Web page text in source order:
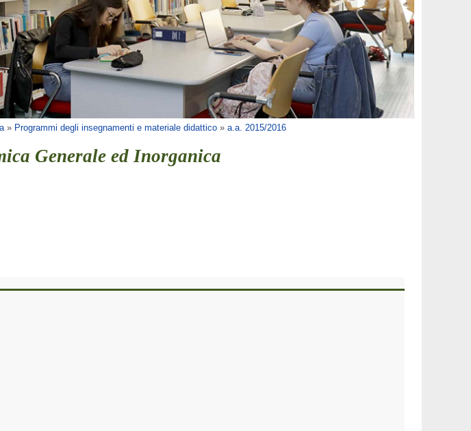
» Programmi degli insegnamenti e materiale didattico » a.a. 2015/2016
Generale ed Inorganica